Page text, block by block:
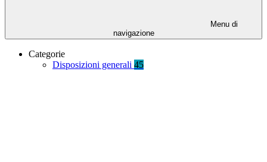
Menu di
navigazione
Categorie
Disposizioni generali 45